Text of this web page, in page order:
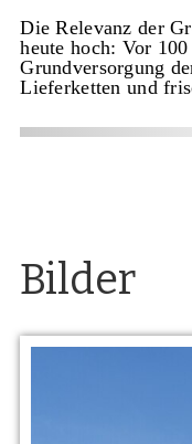
Die Relevanz der
heute hoch: Vor
Grundversorgung
Lieferketten und
Bilder